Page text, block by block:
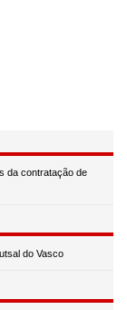
da contratação de
do Vasco